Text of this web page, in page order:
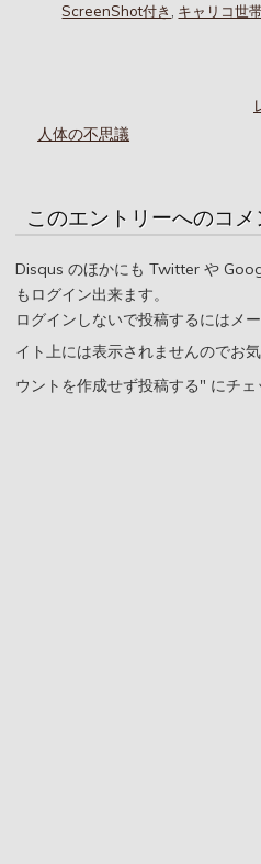
ScreenShot付き
キャリコ世
人体の不思議
このエントリーへのコメ
Disqus のほかにも Twitter や
もログイン出来ます。
ログインしないで投稿するにはメ
イト上には表示されませんのでお
ウントを作成せず投稿する" にチェ